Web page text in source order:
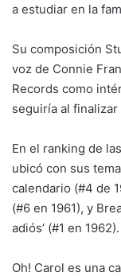
a estudiar en la
Su composición
voz de Connie
Records como
seguiría al finalizar
En el ranking de
ubicó con sus
calendario (#4 de
(#6 en 1961), y
adiós’ (#1 en 1962).
Oh! Carol es una